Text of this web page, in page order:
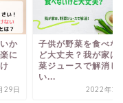
か
に
29日
子供が野菜を食べな
ど大丈夫？我が家は
菜ジュースで解消し
い...
2022年2